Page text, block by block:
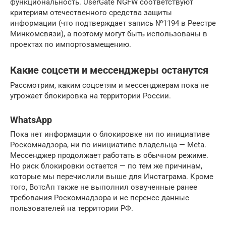
функциональность. UserGate NGFW соответствуют
критериям отечественного средства защиты
информации (что подтверждает запись №1194 в Реестре
Минкомсвязи), а поэтому могут быть использованы в
проектах по импортозамещению.
Какие соцсети и мессенджеры останутся
Рассмотрим, каким соцсетям и мессенджерам пока не
угрожает блокировка на территории России.
WhatsApp
Пока нет информации о блокировке ни по инициативе
Роскомнадзора, ни по инициативе владельца — Meta.
Мессенджер продолжает работать в обычном режиме.
Но риск блокировки остается — по тем же причинам,
которые мы перечислили выше для Инстаграма. Кроме
того, ВотсАп также не выполнил озвученные ранее
требования Роскомнадзора и не перенес данные
пользователей на территории РФ.